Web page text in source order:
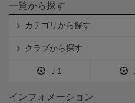
一覧から探す
カテゴリから探す
クラブから探す
Ｊ1
インフォメーション